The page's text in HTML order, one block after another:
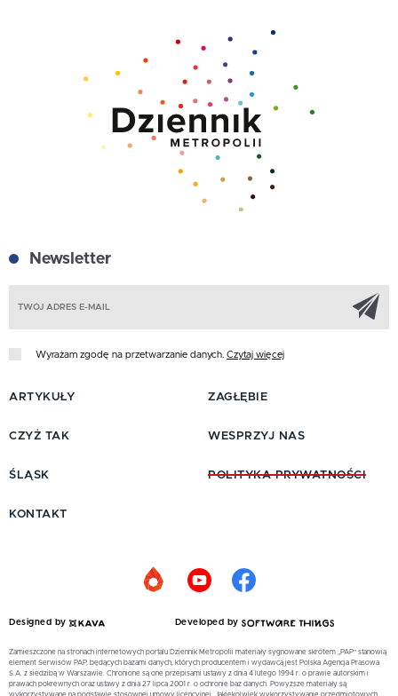
Newsletter
Wyrażam zgodę na przetwarzanie danych. Czytaj więcej
ARTYKUŁY
CZYŻ TAK
ŚLĄSK
ZAGŁĘBIE
WESPRZYJ NAS
POLITYKA PRYWATNOŚCI
KONTAKT
Designed by Developed by
Zamieszczone na stronach internetowych portalu Dziennik Metropolii materiały sygnowane skrótem „PAP” stanowią
element Serwisów PAP, będących bazami danych, których producentem i wydawcą jest Polska Agencja Prasowa
S.A. z siedzibą w Warszawie. Chronione są one przepisami ustawy z dnia 4 lutego 1994 r. o prawie autorskim i
prawach pokrewnych oraz ustawy z dnia 27 lipca 2001 r. o ochronie baz danych. Powyższe materiały są